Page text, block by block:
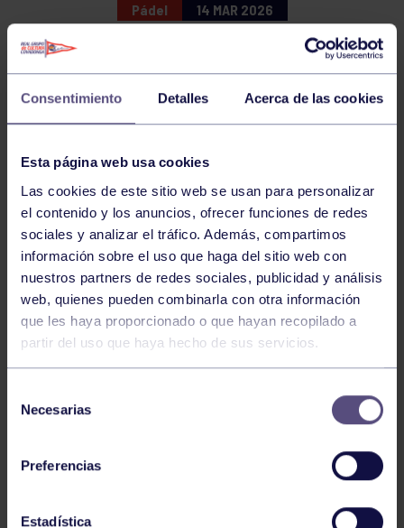
Consentimiento Detalles Acerca de las cookies
Esta página web usa cookies
Las cookies de este sitio web se usan para personalizar
el contenido y los anuncios, ofrecer funciones de redes
sociales y analizar el tráfico. Además, compartimos
información sobre el uso que haga del sitio web con
nuestros partners de redes sociales, publicidad y análisis
web, quienes pueden combinarla con otra información
que les haya proporcionado o que hayan recopilado a
partir del uso que haya hecho de sus servicios.
Necesarias
Preferencias
Estadística
Pádel 14 MAR 2026
NOTICIAS RELACIONADAS
Pádel 29 Jul 2026
EL PÁDEL GRUPISTA SUMA ÉXITOS